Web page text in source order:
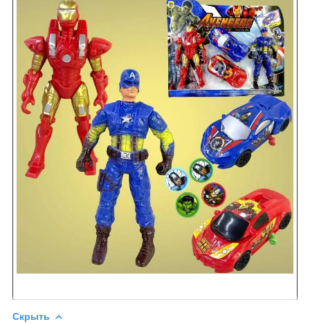
Скрыть